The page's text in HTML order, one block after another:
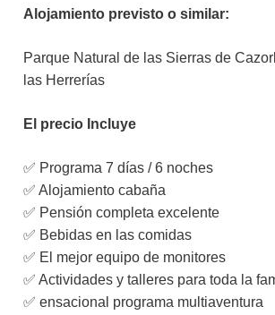
Alojamiento previsto o similar:
Parque Natural de las Sierras de
las Herrerías
El precio Incluye
✅ Programa 7 días / 6 noches
✅ Alojamiento cabaña
✅ Pensión completa excelente
✅ Bebidas en las comidas
✅ El mejor equipo de monitores
✅ Actividades y talleres para toda la
✅ ensacional programa multiaventura